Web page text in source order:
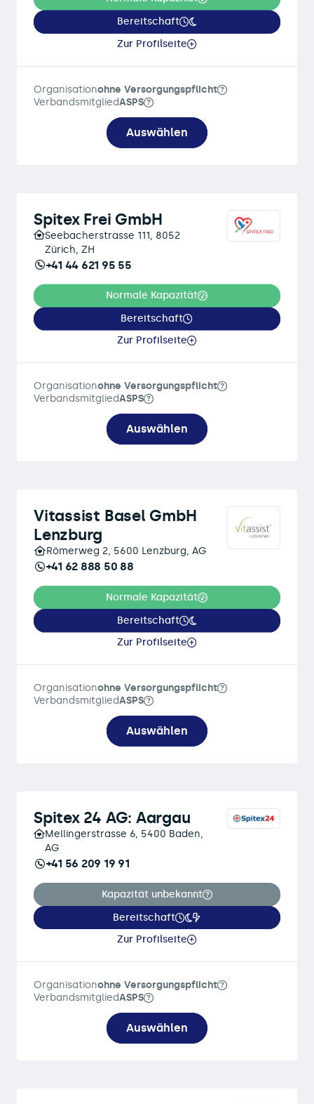
Bereitschaft
Zur Profilseite
Organisationohne Versorgungspflicht
VerbandsmitgliedASPS
Auswählen
Spitex Frei GmbH
Seebacherstrasse 111, 8052
Zürich, ZH
+41 44 621 95 55
Normale Kapazität
Bereitschaft
Zur Profilseite
Organisationohne Versorgungspflicht
VerbandsmitgliedASPS
Auswählen
Vitassist Basel GmbH
Lenzburg
Römerweg 2, 5600 Lenzburg, AG
+41 62 888 50 88
Normale Kapazität
Bereitschaft
Zur Profilseite
Organisationohne Versorgungspflicht
VerbandsmitgliedASPS
Auswählen
Spitex 24 AG: Aargau
Mellingerstrasse 6, 5400 Baden,
AG
+41 56 209 19 91
Kapazität unbekannt
Bereitschaft
Zur Profilseite
Organisationohne Versorgungspflicht
VerbandsmitgliedASPS
Auswählen